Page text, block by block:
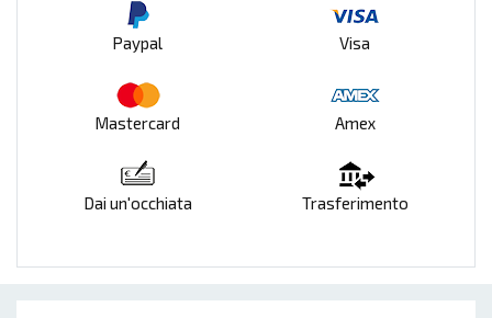
Paypal Visa
Mastercard Amex
Dai un'occhiata Trasferimento